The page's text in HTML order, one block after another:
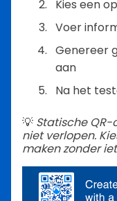
Kies een
Voer
Genereer
aan
Na het
💡 Statische
niet verlopen.
maken zonder